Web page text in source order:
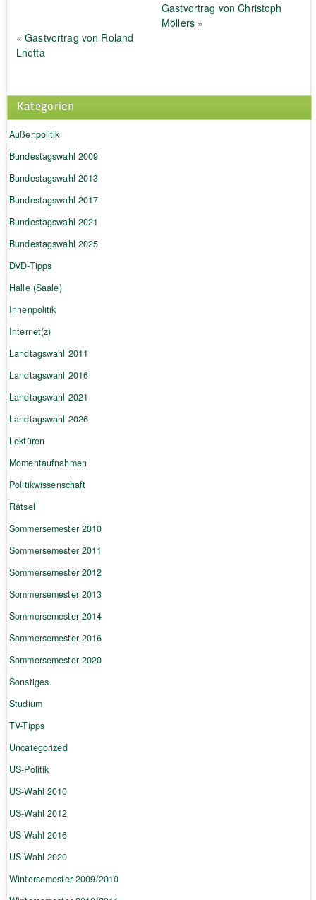
Gastvortrag von Christoph
Möllers »
«Gastvortrag von Roland
Lhotta
Kategorien
Außenpolitik
Bundestagswahl 2009
Bundestagswahl 2013
Bundestagswahl 2017
Bundestagswahl 2021
Bundestagswahl 2025
DVD-Tipps
Halle (Saale)
Innenpolitik
Internet(z)
Landtagswahl 2011
Landtagswahl 2016
Landtagswahl 2021
Landtagswahl 2026
Lektüren
Momentaufnahmen
Politikwissenschaft
Rätsel
Sommersemester 2010
Sommersemester 2011
Sommersemester 2012
Sommersemester 2013
Sommersemester 2014
Sommersemester 2016
Sommersemester 2020
Sonstiges
Studium
TV-Tipps
Uncategorized
US-Politik
US-Wahl 2010
US-Wahl 2012
US-Wahl 2016
US-Wahl 2020
Wintersemester 2009/2010